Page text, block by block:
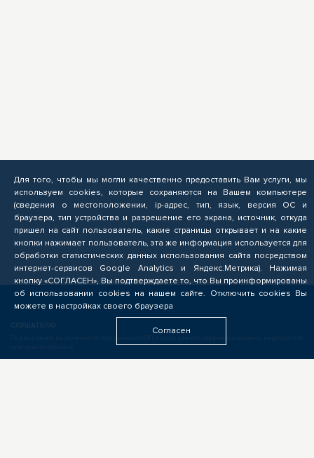
СЛУШАТЕЛЮ
Для того, чтобы мы могли качественно предоставить Вам услуги, мы
используем cookies, которые сохраняются на Вашем компьютере
(сведения о местоположении, ip-адрес, тип, язык, версия ОС и
браузера, тип устройства и разрешение его экрана, источник, откуда
пришел на сайт пользователь, какие страницы открывает и на какие
кнопки нажимает пользователь, эта же информация используется для
обработки статистических данных использования сайта посредством
интернет-сервисов Google Analytics и Яндекс.Метрика). Нажимая
кнопку «СОГЛАСЕН», Вы подтверждаете то, что Вы проинформированы
об использовании cookies на нашем сайте. Отключить cookies Вы
можете в настройках своего браузера
Согласен